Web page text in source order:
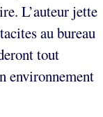
L’auteur jette
au bureau
tout
environnement